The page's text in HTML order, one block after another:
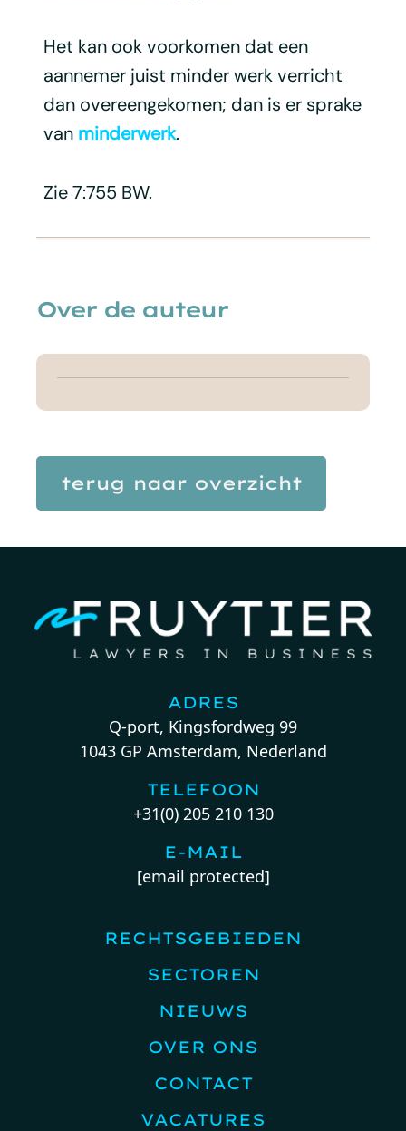
Het kan ook voorkomen dat een
aannemer juist minder werk verricht
dan overeengekomen; dan is er sprake
van minderwerk.
Zie 7:755 BW.
Over de auteur
terug naar overzicht
ADRES
Q-port, Kingsfordweg 99
1043 GP Amsterdam, Nederland
TELEFOON
+31(0) 205 210 130
E-MAIL
[email protected]
RECHTSGEBIEDEN
SECTOREN
NIEUWS
OVER ONS
CONTACT
VACATURES